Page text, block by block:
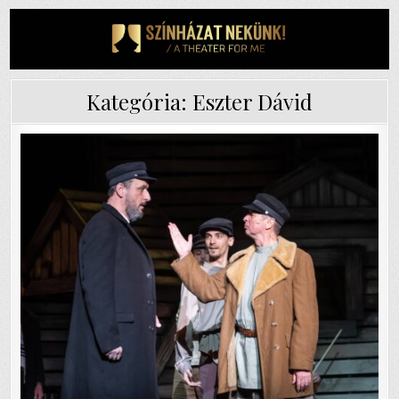
Kategória: Eszter Dávid